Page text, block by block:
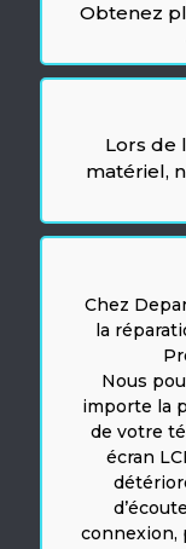
Obtenez
Lors de
matériel,
Chez
la
Nous
importe la
de votre
écran
connexion,